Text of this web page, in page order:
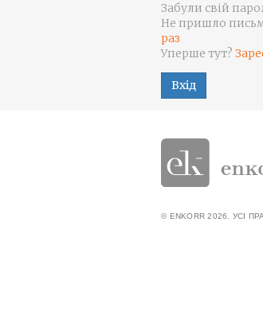
Забули свій
Не пришло
раз
Уперше тут?
Вхід
© ENKORR 2026. УСІ